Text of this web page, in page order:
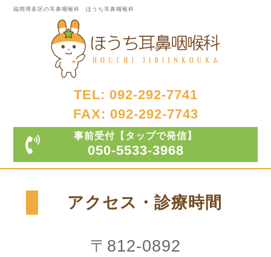
福岡博多区の耳鼻咽喉科 ほうち耳鼻咽喉科
TEL: 092-292-7741
FAX: 092-292-7743
事前受付 【タップで発信】
050-5533-3968
アクセス・診療時間
〒812-0892